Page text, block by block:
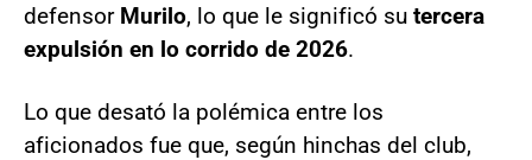
defensor Murilo, lo que le significó su tercera
expulsión en lo corrido de 2026.
Lo que desató la polémica entre los
aficionados fue que, según hinchas del club,